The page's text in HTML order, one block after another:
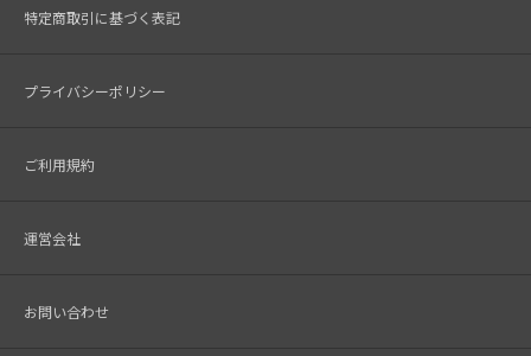
特定商取引に基づく表記
プライバシーポリシー
ご利用規約
運営会社
お問い合わせ